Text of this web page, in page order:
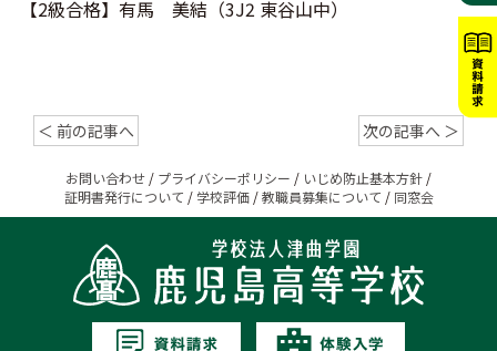
【2級合格】有馬 美結（3J2 東谷山中）
＜ 前の記事へ 次の記事へ ＞
お問い合わせ / プライバシーポリシー / いじめ防止基本方針 /
証明書発行について / 学校評価/教職員募集について / 同窓会